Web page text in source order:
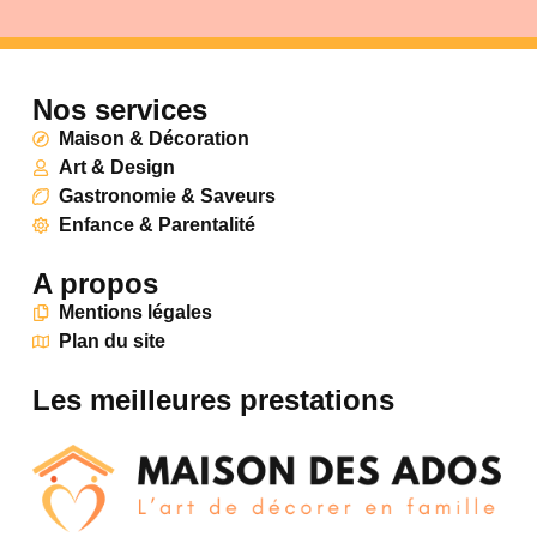
Nos services
Maison & Décoration
Art & Design
Gastronomie & Saveurs
Enfance & Parentalité
A propos
Mentions légales
Plan du site
Les meilleures prestations